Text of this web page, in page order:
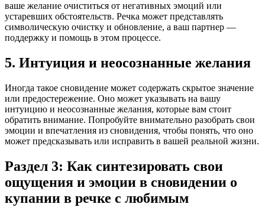
ваше желание очиститься от негативных эмоций или
устаревших обстоятельств. Речка может представлять
символическую очистку и обновление, а ваш партнер —
поддержку и помощь в этом процессе.
5. Интуиция и неосознанные желания
Иногда такое сновидение может содержать скрытое значение
или предостережение. Оно может указывать на вашу
интуицию и неосознанные желания, которые вам стоит
обратить внимание. Попробуйте внимательно разобрать свои
эмоции и впечатления из сновидения, чтобы понять, что оно
может предсказывать или исправить в вашей реальной жизни.
Раздел 3: Как синтезировать свои
ощущения и эмоции в сновидении о
купании в речке с любимым